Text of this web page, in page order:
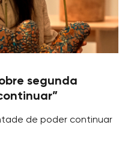
segunda
de poder continuar